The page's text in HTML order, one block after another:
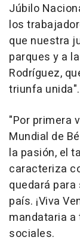
Júbilo
los
que nuestra
parques y a
Rodríguez,
triunfa unida".
"Por primera
Mundial de
la pasión, el
caracteriza
quedará
país. ¡Viva
mandataria
sociales.